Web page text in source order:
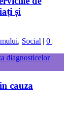
și
, Social | 0 |
cauza